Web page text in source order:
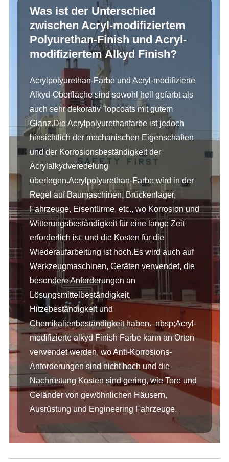
Was ist der Unterschied
zwischen Acryl-modifiziertem
Polyurethan-Finish und Acryl-
modifiziertem Alkyd Finish?
Acrylpolyurethan-Farbe und Acryl-modifizierte
Alkyd-Oberfläche sind sowohl hell gefärbt als
auch sehr dekorativ Topcoats mit gutem
Glanz.Die Acrylpolyurethanfarbe ist jedoch
hinsichtlich der mechanischen Eigenschaften
und der Korrosionsbeständigkeit der
Acrylalkydveredelung
überlegen.Acrylpolyurethan-Farbe wird in der
Regel auf Baumaschinen, Brückenlager,
Fahrzeuge, Eisentürme, etc., wo Korrosion und
Witterungsbeständigkeit für eine lange Zeit
erforderlich ist, und die Kosten für die
Wiederaufarbeitung ist hoch.Es wird auch auf
Werkzeugmaschinen, Geräten verwendet, die
besondere Anforderungen an
Lösungsmittelbeständigkeit,
Hitzebeständigkeit und
Chemikalienbeständigkeit haben. nbsp;Acryl-
modifizierte alkyd Finish Farbe kann an Orten
verwendet werden, wo Anti-Korrosions-
Anforderungen sind nicht hoch und die
Nachrüstung Kosten sind gering, wie Tore und
Geländer von gewöhnlichen Häusern,
Ausrüstung und Engineering Fahrzeuge.